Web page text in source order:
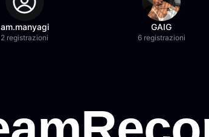
am.manyagi
2 registrazioni
GAIG
6 registrazioni